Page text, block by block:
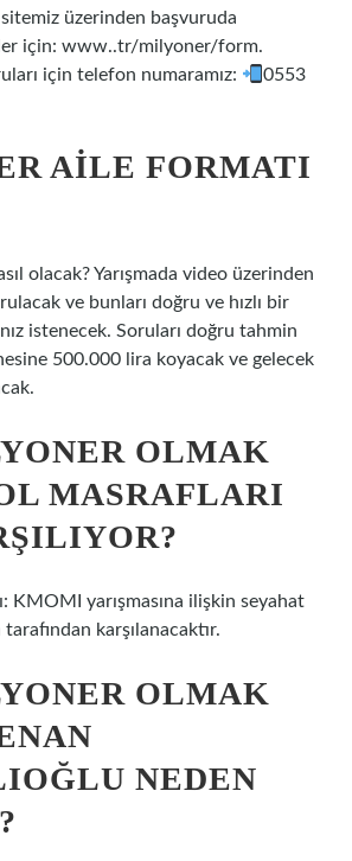
üzerinden başvuruda
için: www..tr/milyoner/form.
için telefon numaramız:
0553
AILE FORMATI
olacak? Yarışmada video üzerinden
ve bunları doğru ve hızlı bir
istenecek. Soruları doğru tahmin
500.000 lira koyacak ve gelecek
OLMAK
MASRAFLARI
KMOMI yarışmasına ilişkin seyahat
tarafından karşılanacaktır.
OLMAK
NEDEN